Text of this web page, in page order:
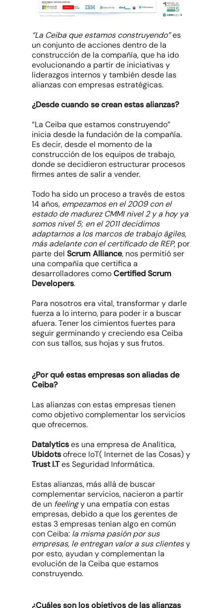
“La Ceiba que estamos construyendo”es
un conjunto de acciones dentro de la
construcción de la compañía, que ha ido
evolucionando a partir de iniciativas y
liderazgos internos y también desde las
alianzas con empresas estratégicas.
¿Desde cuando se crean estas alianzas?
“La Ceiba que estamos construyendo”
inicia desde la fundación de la compañía.
Es decir, desde el momento de la
construcción de los equipos de trabajo,
donde se decidieron estructurar procesos
firmes antes de salir a vender.
Todo ha sido un proceso a través de estos
14 años, empezamos en el 2009 con el
estado de madurez CMMI nivel 2 y a hoy ya
somos nivel 5; en el 2011 decidimos
adaptarnos a los marcos de trabajo ágiles,
más adelante con el certificado de REP, por
parte del Scrum Alliance, nos permitió ser
una compañía que certifica a
desarrolladores comoCertified Scrum
Developers.
Para nosotros era vital, transformar y darle
fuerza a lo interno, para poder ir a buscar
afuera. Tener los cimientos fuertes para
seguir germinando y creciendo esa Ceiba
con sus tallos, sus hojas y sus frutos.
¿Por qué estas empresas son aliadas de
Ceiba?
Las alianzas con estas empresas tienen
como objetivo complementar los servicios
que ofrecemos.
Datalyticses una empresa de Analítica,
Ubidotsofrece IoT( Internet de las Cosas) y
Trust I.Tes Seguridad Informática.
Estas alianzas, más allá de buscar
complementar servicios, nacieron a partir
de un feelingy una empatía con estas
empresas, debido a que los gerentes de
estas 3 empresas tenían algo en común
con Ceiba: la misma pasión por sus
empresas, le entregan valor a sus clientesy
por esto, ayudan y complementan la
evolución de la Ceiba que estamos
construyendo.
¿Cuáles son los objetivos de las alianzas